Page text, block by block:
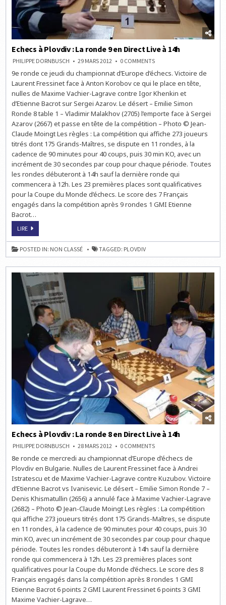
Echecs à Plovdiv : La ronde 9 en Direct Live à 14h
PHILIPPE DORNBUSCH 29 MARS 2012 0 COMMENTSON
À
:
LA
RONDE
9
DIRECT
LIVE
À
14H
9e ronde ce jeudi du championnat d’Europe d’échecs. Victoire de
Laurent Fressinet face à Anton Korobov ce qui le place en tête,
nulles de Maxime Vachier-Lagrave contre Igor Khenkin et
d’Etienne Bacrot sur Sergei Azarov. Le désert – Emilie Simon
Ronde 8 table 1 – Vladimir Malakhov (2705) l’emporte face à Sergei
Azarov (2667) et passe en tête de la compétition – Photo © Jean-
Claude Moingt Les règles : La compétition qui affiche 273 joueurs
titrés dont 175 Grands-Maîtres, se dispute en 11 rondes, à la
cadence de 90 minutes pour 40 coups, puis 30 min KO, avec un
incrément de 30 secondes par coup pour chaque période. Toutes
les rondes débuteront à 14h sauf la dernière ronde qui
commencera à 12h. Les 23 premières places sont qualificatives
pour la Coupe du Monde d’échecs. Le score des 7 Français
engagés dans la compétition après 9 rondes 1 GMI Etienne
Bacrot…
LIREECHECS
PLOVDIV
:
LA
RONDE
DIRECT
À
14H
POSTED IN: NON CLASSÉ TAGGED: PLOVDIV
Echecs à Plovdiv : La ronde 8 en Direct Live à 14h
PHILIPPE DORNBUSCH 28 MARS 2012 0 COMMENTSON
À
:
LA
RONDE
8
DIRECT
LIVE
À
14H
8e ronde ce mercredi au championnat d’Europe d’échecs de
Plovdiv en Bulgarie. Nulles de Laurent Fressinet face à Andrei
Istratescu et de Maxime Vachier-Lagrave contre Kuzubov. Victoire
d’Etienne Bacrot vs Ivanisevic. Le désert – Emilie Simon Ronde 7 –
Denis Khismatullin (2656) a annulé face à Maxime Vachier-Lagrave
(2682) – Photo © Jean-Claude Moingt Les règles : La compétition
qui affiche 273 joueurs titrés dont 175 Grands-Maîtres, se dispute
en 11 rondes, à la cadence de 90 minutes pour 40 coups, puis 30
min KO, avec un incrément de 30 secondes par coup pour chaque
période. Toutes les rondes débuteront à 14h sauf la dernière
ronde qui commencera à 12h. Les 23 premières places sont
qualificatives pour la Coupe du Monde d’échecs. Le score des 8
Français engagés dans la compétition après 8 rondes 1 GMI
Etienne Bacrot 6 points 2 GMI Laurent Fressinet 6 points 3 GMI
Maxime Vachier-Lagrave…